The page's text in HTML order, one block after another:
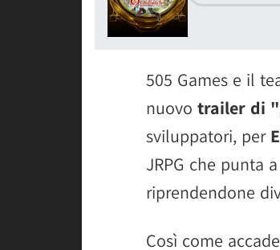
505 Games e il
nuovo trailer di
sviluppatori, per
JRPG che punta
riprendendone
Così come